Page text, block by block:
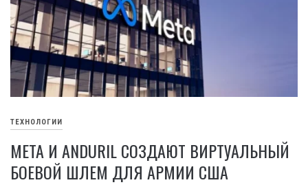
ТЕХНОЛОГИИ
META И ANDURIL СОЗДАЮТ ВИРТУАЛЬНЫЙ
БОЕВОЙ ШЛЕМ ДЛЯ АРМИИ США